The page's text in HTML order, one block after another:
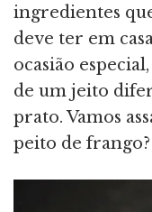
ingredientes
deve ter em
ocasião
de um jeito
prato. Vamos
peito de frango?